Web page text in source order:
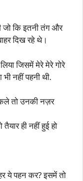
जो कि इतनी तंग और
दिख रहे थे।
जिसमें मेरे मेरे गोरे
नहीं पहनी थी.
तो उनकी नज़र
तैयार ही नहीं हुई हो
ये पहन कर? इसमें तो